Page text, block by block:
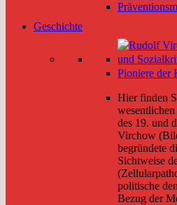
Geschichte
Pioniere der
Hier finden
des 19. und
Virchow
begründete
Sichtweise
politische
Bezug der